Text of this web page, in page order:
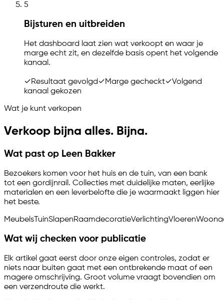
5
Bijsturen en uitbreiden
Het dashboard laat zien wat verkoopt en waar je
marge echt zit, en dezelfde basis opent het volgende
kanaal.
✓Resultaat gevolgd ✓Marge gecheckt✓Volgend
kanaal gekozen
Wat je kunt verkopen
Verkoop bijna alles. Bijna.
Wat past op Leen Bakker
Bezoekers komen voor het huis en de tuin, van een bank
tot een gordijnrail. Collecties met duidelijke maten, eerlijke
materialen en een leverbelofte die je waarmaakt liggen hier
het beste.
Meubels TuinSlapenRaamdecoratieVerlichtingVloeren
Wat wij checken voor publicatie
Elk artikel gaat eerst door onze eigen controles, zodat er
niets naar buiten gaat met een ontbrekende maat of een
magere omschrijving. Groot volume vraagt bovendien om
een verzendroute die werkt.